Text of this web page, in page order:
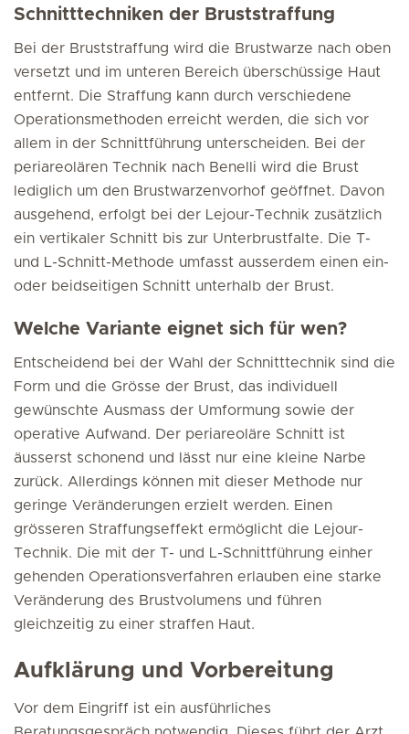
Schnitttechniken der Bruststraffung
Bei der Bruststraffung wird die Brustwarze nach oben
versetzt und im unteren Bereich überschüssige Haut
entfernt. Die Straffung kann durch verschiedene
Operationsmethoden erreicht werden, die sich vor
allem in der Schnittführung unterscheiden. Bei der
periareolären Technik nach Benelli wird die Brust
lediglich um den Brustwarzenvorhof geöffnet. Davon
ausgehend, erfolgt bei der Lejour-Technik zusätzlich
ein vertikaler Schnitt bis zur Unterbrustfalte. Die T-
und L-Schnitt-Methode umfasst ausserdem einen ein-
oder beidseitigen Schnitt unterhalb der Brust.
Welche Variante eignet sich für wen?
Entscheidend bei der Wahl der Schnitttechnik sind die
Form und die Grösse der Brust, das individuell
gewünschte Ausmass der Umformung sowie der
operative Aufwand. Der periareoläre Schnitt ist
äusserst schonend und lässt nur eine kleine Narbe
zurück. Allerdings können mit dieser Methode nur
geringe Veränderungen erzielt werden. Einen
grösseren Straffungseffekt ermöglicht die Lejour-
Technik. Die mit der T- und L-Schnittführung einher
gehenden Operationsverfahren erlauben eine starke
Veränderung des Brustvolumens und führen
gleichzeitig zu einer straffen Haut.
Aufklärung und Vorbereitung
Vor dem Eingriff ist ein ausführliches